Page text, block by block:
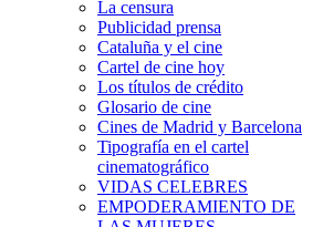
La censura
Publicidad prensa
Cataluña y el cine
Cartel de cine hoy
Los títulos de crédito
Glosario de cine
Cines de Madrid y Barcelona
Tipografía en el cartel
cinematográfico
VIDAS CELEBRES
EMPODERAMIENTO DE